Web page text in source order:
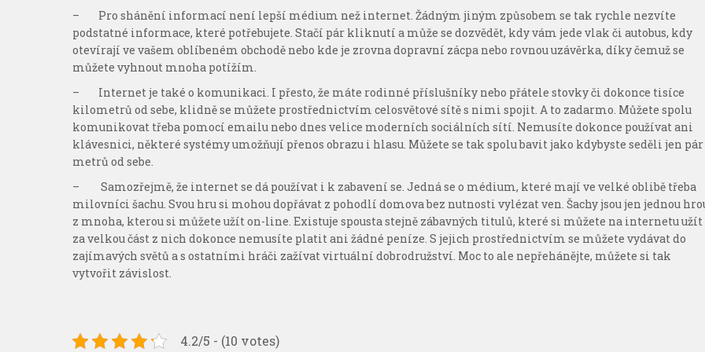
–
Pro shánění informací není lepší médium než internet. Žádným jiným způsobem se tak rychle nezvíte
podstatné informace, které potřebujete. Stačí pár kliknutí a může se dozvědět, kdy vám jede vlak či autobus, kdy
otevírají ve vašem oblíbeném obchodě nebo kde je zrovna dopravní zácpa nebo rovnou uzávěrka, díky čemuž se
můžete vyhnout mnoha potížím.
–
Internet je také o komunikaci. I přesto, že máte rodinné příslušníky nebo přátele stovky či dokonce tisíce
kilometrů od sebe, klidně se můžete prostřednictvím celosvětové sítě s nimi spojit. A to zadarmo. Můžete spolu
komunikovat třeba pomocí emailu nebo dnes velice moderních sociálních sítí. Nemusíte dokonce používat ani
klávesnici, některé systémy umožňují přenos obrazu i hlasu. Můžete se tak spolu bavit jako kdybyste seděli jen pár
metrů od sebe.
–
Samozřejmě, že internet se dá používat i k zabavení se. Jedná se o médium, které mají ve velké oblibě třeba
milovníci šachu. Svou hru si mohou dopřávat z pohodlí domova bez nutnosti vylézat ven. Šachy jsou jen jednou
z mnoha, kterou si můžete užít on-line. Existuje spousta stejně zábavných titulů, které si můžete na internetu užít
za velkou část z nich dokonce nemusíte platit ani žádné peníze. S jejich prostřednictvím se můžete vydávat do
zajímavých světů a s ostatními hráči zažívat virtuální dobrodružství. Moc to ale nepřehánějte, můžete si tak
vytvořit závislost.
4.2/5 - (10 votes)